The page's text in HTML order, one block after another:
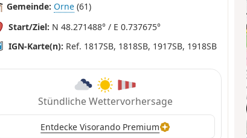
Gemeinde: Orne (61)
Start/Ziel: N 48.271488° / E 0.737675°
IGN-Karte(n): Ref. 1817SB, 1818SB, 1917SB, 1918SB
Stündliche Wettervorhersage
Entdecke Visorando Premium